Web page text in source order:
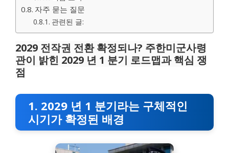
자주 묻는 질문
관련된 글:
2029 전작권 전환 확정되나? 주한미군사령
관이 밝힌 2029 년 1 분기 로드맵과 핵심 쟁
점
1. 2029 년 1 분기라는 구체적인
시기가 확정된 배경